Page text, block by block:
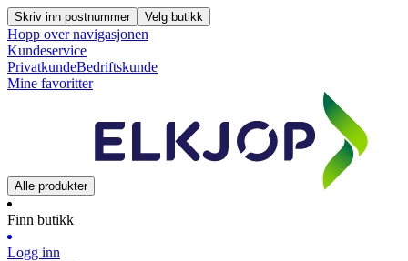
Skriv inn postnummer Velg butikk
Hopp over navigasjonen
Kundeservice
PrivatkundeBedriftskunde
Mine favoritter
Alle produkter
Finn butikk
Logg inn